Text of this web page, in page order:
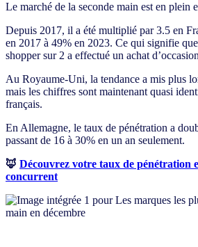
Le marché de la seconde main est en plein
Depuis 2017, il a été multiplié par 3.5 en
en 2017 à 49% en 2023. Ce qui signifie
shopper sur 2 a effectué un achat
Au Royaume-Uni, la tendance a mis plus
mais les chiffres sont maintenant quasi
français.
En Allemagne, le taux de pénétration a
passant de 16 à 30% en un an seulement.
🦊 Découvrez votre taux de pénétration
concurrent